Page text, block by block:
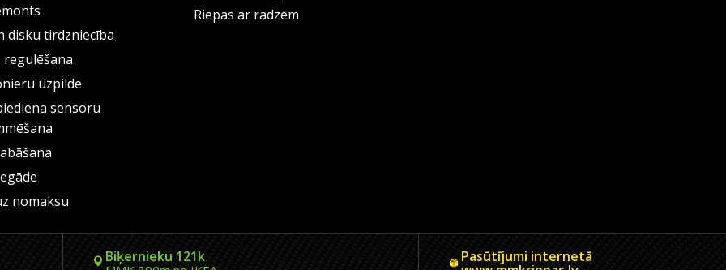
disku tirdzniecība
regulēšana
uzpilde
sensoru
nomaksu
Riepas ar radzēm
Biķernieku 121k Pasūtījumi internetā